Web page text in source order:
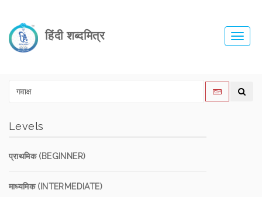
हिंदी शब्दमित्र
Levels
प्राथमिक (BEGINNER)
माध्यमिक (INTERMEDIATE)